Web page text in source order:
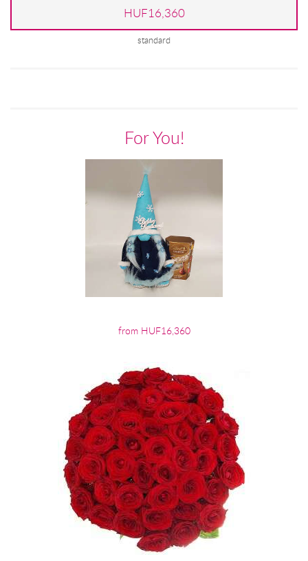
HUF16,360
standard
For You!
from HUF16,360